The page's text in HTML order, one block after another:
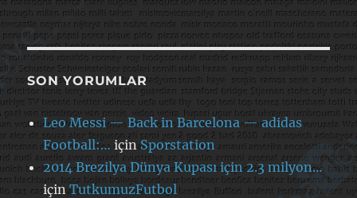
SON YORUMLAR
Leo Messi — Back in Barcelona — adidas
Football:… içinSporstation
2014 Brezilya Dünya Kupası için 2.3 milyon…
içinTutkumuzFutbol